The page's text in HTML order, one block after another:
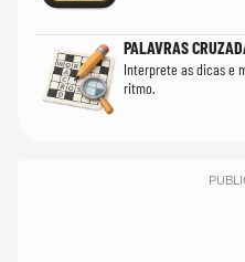
PALAVRAS
Interprete as dicas e
ritmo.